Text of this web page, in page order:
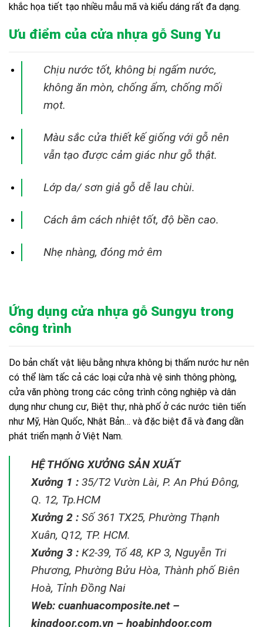
khắc họa tiết tạo nhiều mẫu mã và kiểu dáng rất đa dạng.
Ưu điểm của cửa nhựa gỗ Sung Yu
Chịu nước tốt, không bị ngấm nước,
không ăn mòn, chống ẩm, chống mối
mọt.
Màu sắc cửa thiết kế giống với gỗ nên
vẫn tạo được cảm giác như gỗ thật.
Lớp da/ sơn giả gỗ dễ lau chùi.
Cách âm cách nhiệt tốt, độ bền cao.
Nhẹ nhàng, đóng mở êm
Ứng dụng cửa nhựa gỗ Sungyu trong
công trình
Do bản chất vật liệu bằng nhựa không bị thấm nước hư nên
có thể làm tấc cả các loại cửa nhà vệ sinh thông phòng,
cửa văn phòng trong các công trình công nghiệp và dân
dụng như chung cư, Biệt thự, nhà phố ở các nước tiên tiến
như Mỹ, Hàn Quốc, Nhật Bản… và đặc biệt đã và đang dần
phát triển mạnh ở Việt Nam.
HỆ THỐNG XƯỞNG SẢN XUẤT
Xưởng 1 : 35/T2 Vườn Lài, P. An Phú Đông,
Q. 12, Tp.HCM
Xưởng 2 : Số 361 TX25, Phường Thạnh
Xuân, Q12, TP. HCM.
Xưởng 3 : K2-39, Tổ 48, KP 3, Nguyễn Tri
Phương, Phường Bửu Hòa, Thành phố Biên
Hoà, Tỉnh Đồng Nai
Web: cuanhuacomposite.net–
kingdoor.com.vn – hoabinhdoor.com